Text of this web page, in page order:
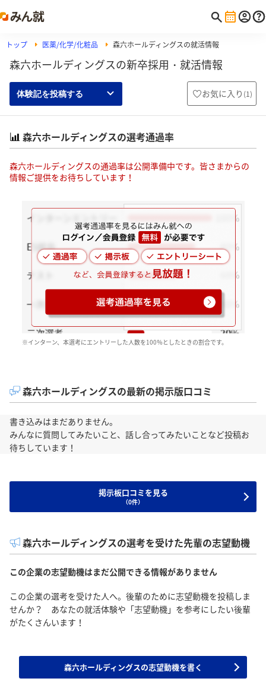
トップ 医薬/化学/化粧品 森六ホールディングスの就活情報
森六ホールディングスの新卒採用・就活情報
体験記を投稿する お気に入り (1)
森六ホールディングスの選考通過率
森六ホールディングスの通過率は公開準備中です。皆さまからの
情報ご提供をお待ちしています！
※インターン、本選考にエントリーした人数を100％としたときの割合です。
森六ホールディングスの最新の掲示版口コミ
書き込みはまだありません。
みんなに質問してみたいこと、話し合ってみたいことなど投稿お
待ちしています！
掲示板口コミを見る
（0件）
森六ホールディングスの選考を受けた先輩の志望動機
この企業の志望動機はまだ公開できる情報がありません
この企業の選考を受けた人へ。後輩のために志望動機を投稿しま
せんか？ あなたの就活体験や「志望動機」を参考にしたい後輩
がたくさんいます！
森六ホールディングスの志望動機を書く